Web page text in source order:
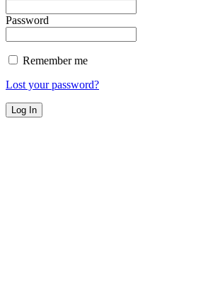
Password
Remember me
Lost your password?